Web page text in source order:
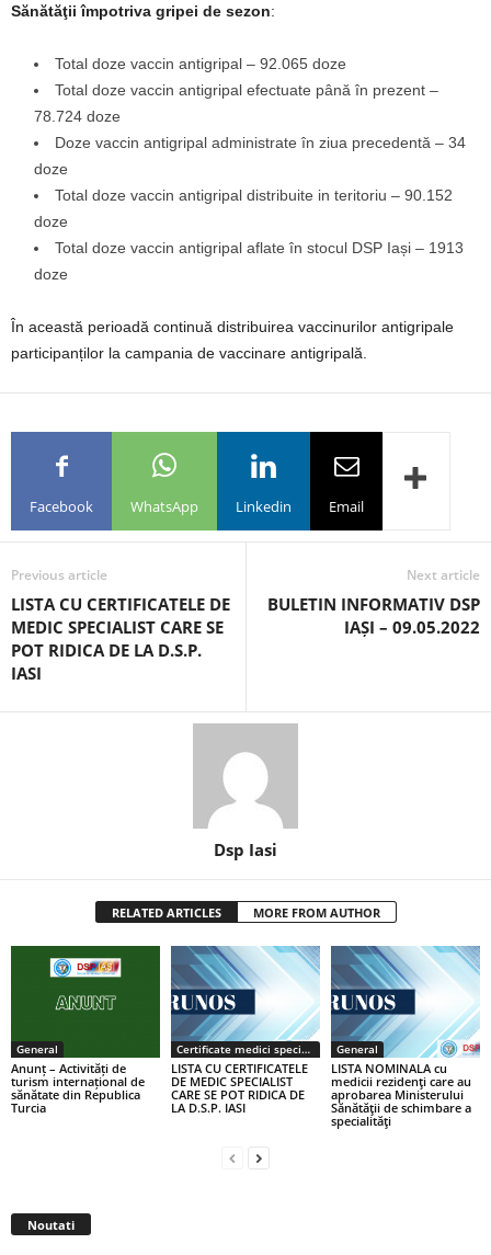
Sănătăţii împotriva gripei de sezon:
Total doze vaccin antigripal – 92.065 doze
Total doze vaccin antigripal efectuate până în prezent –
78.724 doze
Doze vaccin antigripal administrate în ziua precedentă – 34
doze
Total doze vaccin antigripal distribuite in teritoriu – 90.152
doze
Total doze vaccin antigripal aflate în stocul DSP Iași – 1913
doze
În această perioadă continuă distribuirea vaccinurilor antigripale
participanților la campania de vaccinare antigripală.
Facebook WhatsApp Linkedin Email
Previous article
LISTA CU CERTIFICATELE DE
MEDIC SPECIALIST CARE SE
POT RIDICA DE LA D.S.P.
IASI
Next article
BULETIN INFORMATIV DSP
IAȘI – 09.05.2022
Dsp Iasi
RELATED ARTICLES MORE FROM AUTHOR
General
Anunț – Activități de
turism internațional de
sănătate din Republica
Turcia
Certificate medici specialiști / primari
LISTA CU CERTIFICATELE
DE MEDIC SPECIALIST
CARE SE POT RIDICA DE
LA D.S.P. IASI
General
LISTA NOMINALA cu
medicii rezidenţi care au
aprobarea Ministerului
Sănătăţii de schimbare a
specialităţi
Noutati